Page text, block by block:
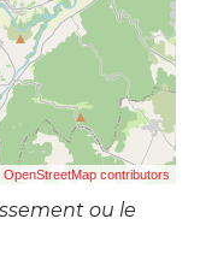
OpenStreetMap contributors
ou le